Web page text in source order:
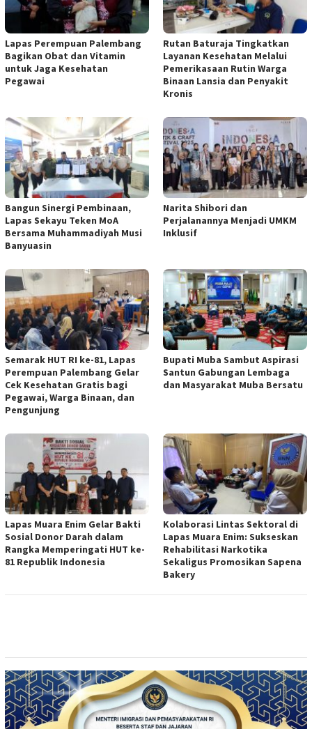
Lapas Perempuan Palembang
Bagikan Obat dan Vitamin
untuk Jaga Kesehatan
Pegawai
Rutan Baturaja Tingkatkan
Layanan Kesehatan Melalui
Pemerikasaan Rutin Warga
Binaan Lansia dan Penyakit
Kronis
Bangun Sinergi Pembinaan,
Lapas Sekayu Teken MoA
Bersama Muhammadiyah Musi
Banyuasin
Narita Shibori dan
Perjalanannya Menjadi UMKM
Inklusif
Semarak HUT RI ke-81, Lapas
Perempuan Palembang Gelar
Cek Kesehatan Gratis bagi
Pegawai, Warga Binaan, dan
Pengunjung
Bupati Muba Sambut Aspirasi
Santun Gabungan Lembaga
dan Masyarakat Muba Bersatu
Lapas Muara Enim Gelar Bakti
Sosial Donor Darah dalam
Rangka Memperingati HUT ke-
81 Republik Indonesia
Kolaborasi Lintas Sektoral di
Lapas Muara Enim: Sukseskan
Rehabilitasi Narkotika
Sekaligus Promosikan Sapena
Bakery